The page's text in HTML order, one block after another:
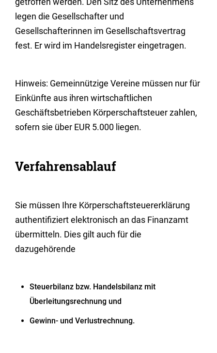
legen die Gesellschafter und
Gesellschafterinnen im Gesellschaftsvertrag
fest. Er wird im Handelsregister eingetragen.
Hinweis: Gemeinnützige Vereine müssen nur für
Einkünfte aus ihren wirtschaftlichen
Geschäftsbetrieben Körperschaftsteuer zahlen,
sofern sie über EUR 5.000 liegen.
Verfahrensablauf
Sie müssen Ihre Körperschaftsteuererklärung
authentifiziert elektronisch an das Finanzamt
übermitteln. Dies gilt auch für die
dazugehörende
Steuerbilanz bzw. Handelsbilanz mit
Überleitungsrechnung und
Gewinn- und Verlustrechnung.